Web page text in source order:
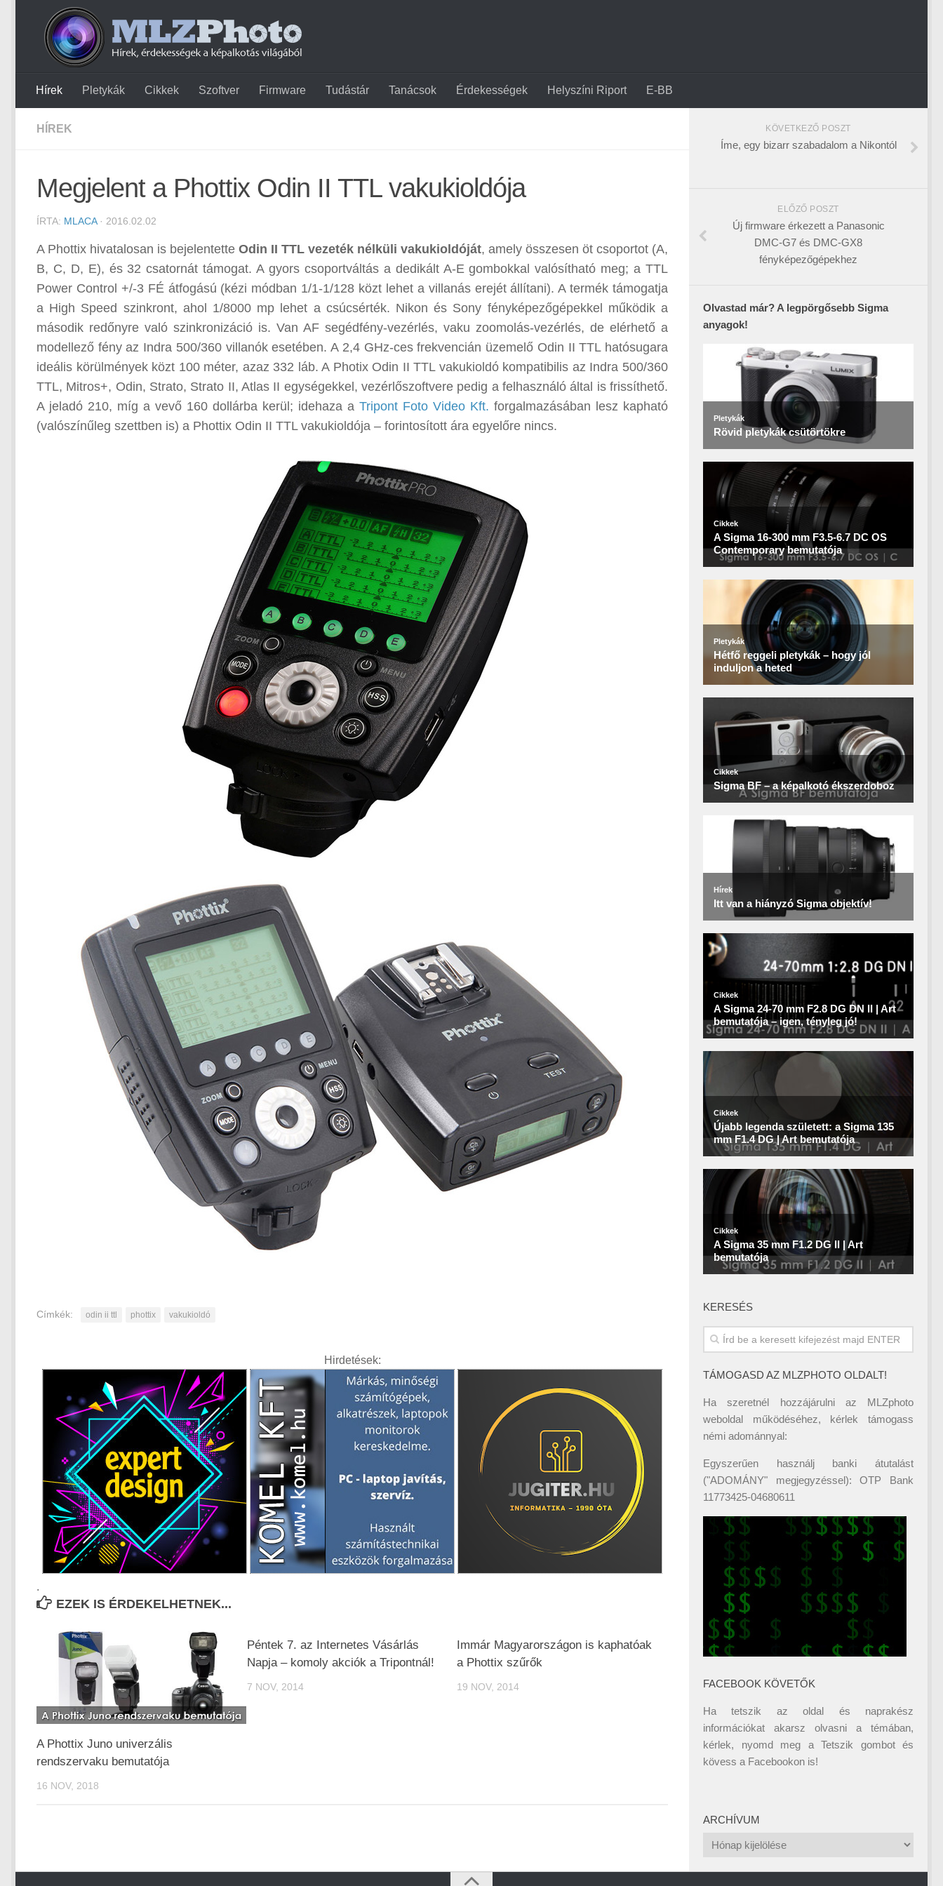
Hírek Pletykák Cikkek Szoftver Firmware Tudástár Tanácsok Érdekességek Helyszíni Riport E-BB
HÍREK
Megjelent a Phottix Odin II TTL vakukioldója
ÍRTA: MLACA· 2016.02.02
A Phottix hivatalosan is bejelentette Odin II TTL vezeték nélküli vakukioldóját, amely összesen öt csoportot (A,
B, C, D, E), és 32 csatornát támogat. A gyors csoportváltás a dedikált A-E gombokkal valósítható meg; a TTL
Power Control +/-3 FÉ átfogású (kézi módban 1/1-1/128 közt lehet a villanás erejét állítani). A termék támogatja
a High Speed szinkront, ahol 1/8000 mp lehet a csúcsérték. Nikon és Sony fényképezőgépekkel működik a
második redőnyre való szinkronizáció is. Van AF segédfény-vezérlés, vaku zoomolás-vezérlés, de elérhető a
modellező fény az Indra 500/360 villanók esetében. A 2,4 GHz-ces frekvencián üzemelő Odin II TTL hatósugara
ideális körülmények közt 100 méter, azaz 332 láb. A Photix Odin II TTL vakukioldó kompatibilis az Indra 500/360
TTL, Mitros+, Odin, Strato, Strato II, Atlas II egységekkel, vezérlőszoftvere pedig a felhasználó által is frissíthető.
A jeladó 210, míg a vevő 160 dollárba kerül; idehaza a Tripont Foto Video Kft. forgalmazásában lesz kapható
(valószínűleg szettben is) a Phottix Odin II TTL vakukioldója – forintosított ára egyelőre nincs.
Címkék: odin ii ttl phottix vakukioldó
Hirdetések:
.
EZEK IS ÉRDEKELHETNEK...
A Phottix Juno univerzális
rendszervaku bemutatója
16 NOV, 2018
Péntek 7. az Internetes Vásárlás
Napja – komoly akciók a Tripontnál!
7 NOV, 2014
Immár Magyarországon is kaphatóak
a Phottix szűrők
19 NOV, 2014
KÖVETKEZŐ POSZT
Íme, egy bizarr szabadalom a Nikontól
ELŐZŐ POSZT
Új firmware érkezett a Panasonic
DMC-G7 és DMC-GX8
fényképezőgépekhez
Olvastad már? A legpörgősebb Sigma
anyagok!
KERESÉS
TÁMOGASD AZ MLZPHOTO OLDALT!
Ha szeretnél hozzájárulni az MLZphoto
weboldal működéséhez, kérlek támogass
némi adománnyal:
Egyszerűen használj banki átutalást
("ADOMÁNY" megjegyzéssel): OTP Bank
11773425-04680611
FACEBOOK KÖVETŐK
Ha tetszik az oldal és naprakész
információkat akarsz olvasni a témában,
kérlek, nyomd meg a Tetszik gombot és
kövess a Facebookon is!
ARCHÍVUM
Archívum